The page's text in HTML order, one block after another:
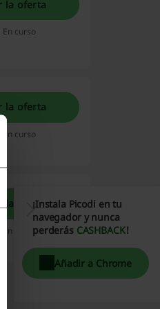
la oferta
En curso
la oferta
En curso
la oferta
En curso
¡Instala Picodi en tu
navegador y nunca
perderás CASHBACK!
Añadir a Chrome